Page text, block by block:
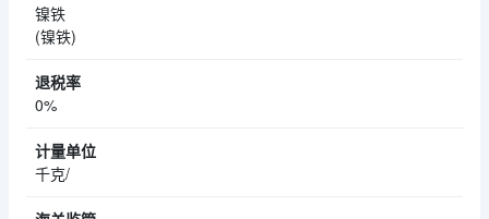
镍铁
(镍铁)
0%
千克/